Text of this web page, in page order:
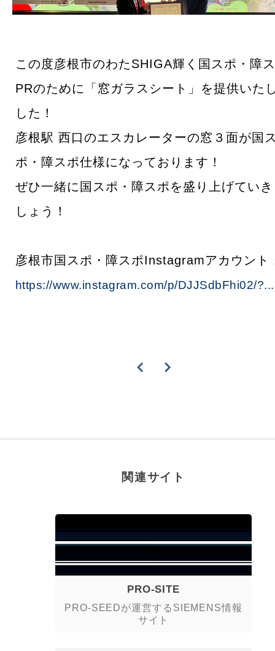
この度彦根市のわたSHIGA輝く国スポ・障
PRのために「窓ガラスシート」を提供いた
した！
彦根駅 西口のエスカレーターの窓３面が国
ポ・障スポ仕様になっております！
ぜひ一緒に国スポ・障スポを盛り上げてい
しょう！
彦根市国スポ・障スポInstagramアカウント
https://www.instagram.com/p/DJJSdbFhi02/?...
関連サイト
PRO-SITE
PRO-SEEDが運営するSIEMENS情報
サイト